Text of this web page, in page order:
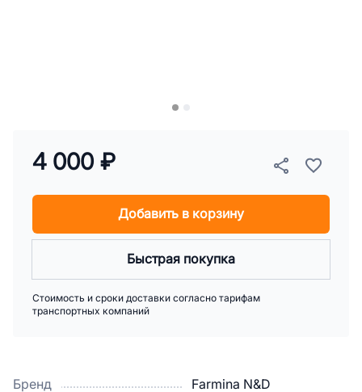
Бренд
Farmina N&D
4 000 ₽
Добавить в корзину
Быстрая покупка
Стоимость и сроки доставки согласно тарифам
транспортных компаний